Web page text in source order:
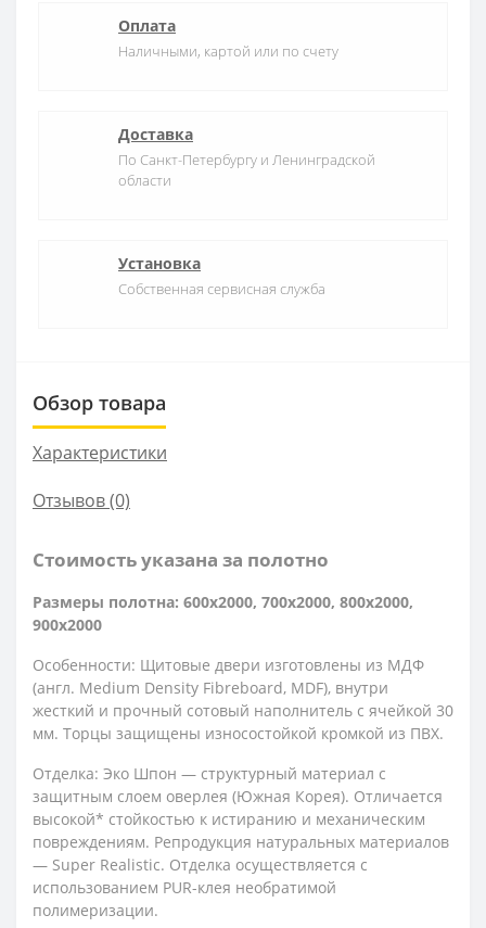
Оплата
Наличными, картой или по счету
Доставка
По Санкт-Петербургу и Ленинградской
области
Установка
Собственная сервисная служба
Обзор товара
Характеристики
Отзывов (0)
Стоимость указана за полотно
Размеры полотна: 600x2000, 700x2000, 800x2000,
900x2000
Особенности: Щитовые двери изготовлены из МДФ
(англ. Medium Density Fibreboard, MDF), внутри
жесткий и прочный сотовый наполнитель с ячейкой 30
мм. Торцы защищены износостойкой кромкой из ПВХ.
Отделка: Эко Шпон — структурный материал с
защитным слоем оверлея (Южная Корея). Отличается
высокой* стойкостью к истиранию и механическим
повреждениям. Репродукция натуральных материалов
— Super Realistic. Отделка осуществляется с
использованием PUR-клея необратимой
полимеризации.